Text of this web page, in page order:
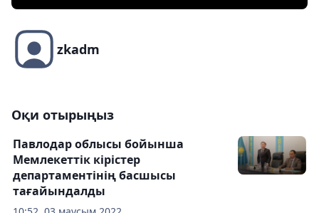
zkadm
Оқи отырыңыз
Павлодар облысы бойынша
Мемлекеттік кірістер
департаментінің басшысы
тағайындалды